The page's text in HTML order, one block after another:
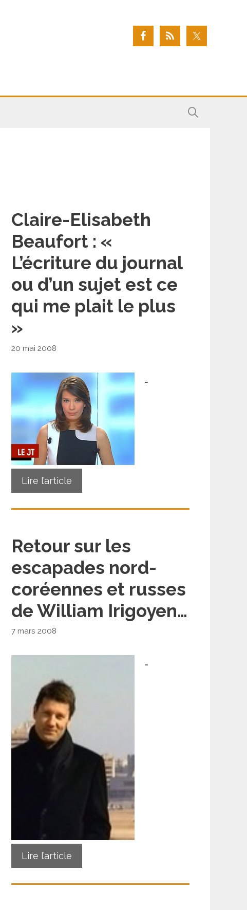
Claire-Elisabeth
Beaufort : «
L’écriture du journal
ou d’un sujet est ce
qui me plait le plus
»
20 mai 2008
…
Lire l’article
Retour sur les
escapades nord-
coréennes et russes
de William Irigoyen…
7 mars 2008
…
Lire l’article